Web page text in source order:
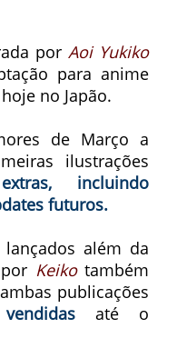
porAoi Yukiko
para anime
no Japão.
de Março a
ilustrações
incluindo
futuros.
além da
Keikotambém
publicações
até o